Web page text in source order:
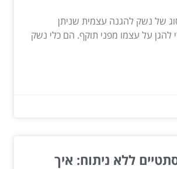
של נשק להגנה עצמית שניתן
על עצמו מפני תוקף. הם כלי נשק
ללא ניתוח: איך